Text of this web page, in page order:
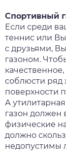
Спортивный
Если среди
теннис или
с друзьями,
газоном.
соблюсти ряд
поверхности
А
газон должен
физические
должно
недопустимы